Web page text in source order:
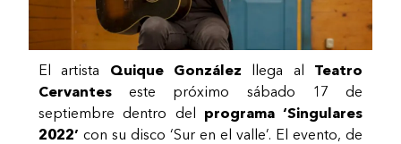
El artista Quique González llega al Teatro
Cervanteseste próximo sábado 17 de
septiembre dentro del programa ‘Singulares
2022’ con su disco ‘Sur en el valle’. El evento, de